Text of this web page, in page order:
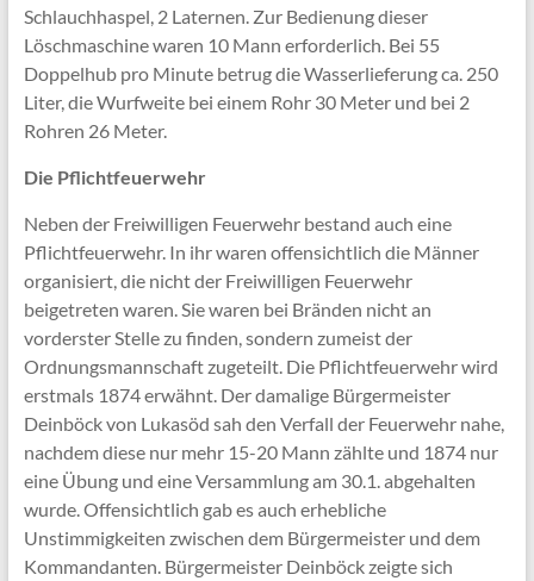
Schlauchhaspel, 2 Laternen. Zur Bedienung dieser
Löschmaschine waren 10 Mann erforderlich. Bei 55
Doppelhub pro Minute betrug die Wasserlieferung ca. 250
Liter, die Wurfweite bei einem Rohr 30 Meter und bei 2
Rohren 26 Meter.
Die Pflichtfeuerwehr
Neben der Freiwilligen Feuerwehr bestand auch eine
Pflichtfeuerwehr. In ihr waren offensichtlich die Männer
organisiert, die nicht der Freiwilligen Feuerwehr
beigetreten waren. Sie waren bei Bränden nicht an
vorderster Stelle zu finden, sondern zumeist der
Ordnungsmannschaft zugeteilt. Die Pflichtfeuerwehr wird
erstmals 1874 erwähnt. Der damalige Bürgermeister
Deinböck von Lukasöd sah den Verfall der Feuerwehr nahe,
nachdem diese nur mehr 15-20 Mann zählte und 1874 nur
eine Übung und eine Versammlung am 30.1. abgehalten
wurde. Offensichtlich gab es auch erhebliche
Unstimmigkeiten zwischen dem Bürgermeister und dem
Kommandanten. Bürgermeister Deinböck zeigte sich